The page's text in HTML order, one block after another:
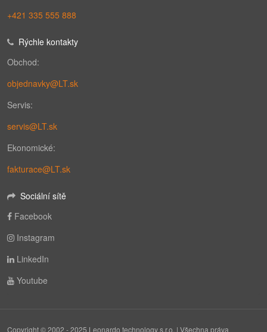
+421 335 555 888
Rýchle kontakty
Obchod:
objednavky@LT.sk
Servis:
servis@LT.sk
Ekonomické:
fakturace@LT.sk
Sociální sítě
Facebook
Instagram
LinkedIn
Youtube
Copyright © 2002 - 2025 Leonardo technology s.r.o. | Všechna práva